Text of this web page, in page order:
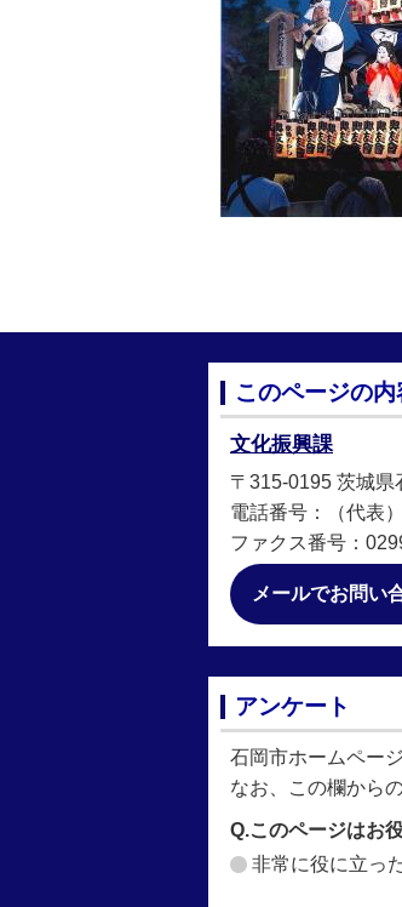
このページの
文化振興課
〒315-0195 茨城
電話番号：（代表
ファクス番号：
メールでお問い
アンケート
石岡市ホームペー
なお、この欄から
Q.このページはお
非常に役に立っ